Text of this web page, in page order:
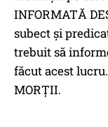
INFORMATĂ
subect și
trebuit să
făcut acest
MORȚII.